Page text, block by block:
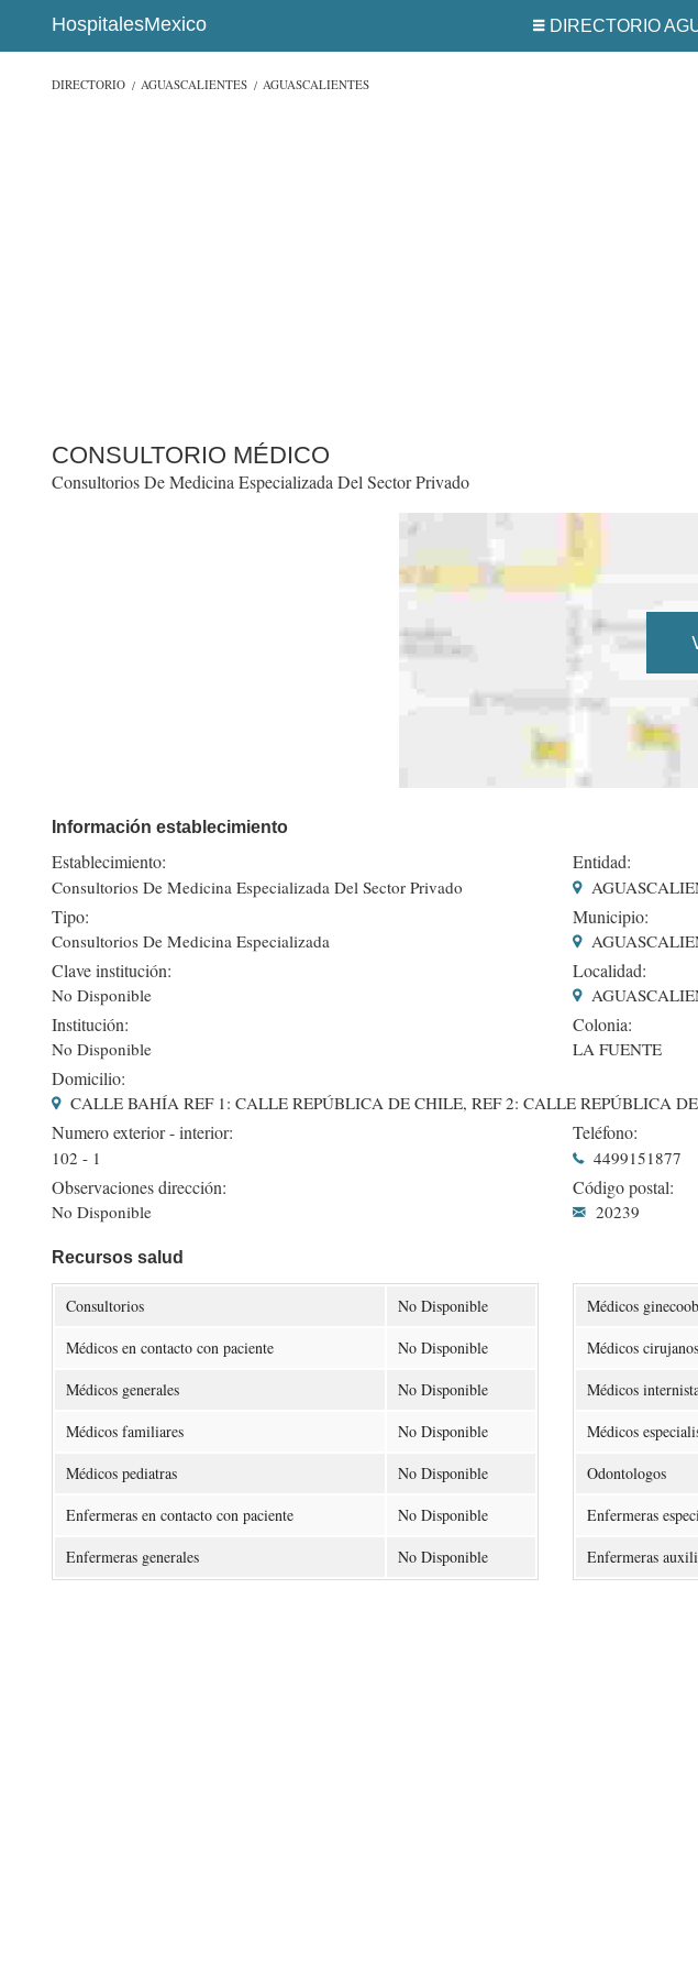
HospitalesMexico DIRECTORIO
DIRECTORIO AGUASCALIENTES AGUASCALIENTES
CONSULTORIO MÉDICO
Consultorios De Medicina Especializada Del Sector Privado
Información establecimiento
Establecimiento:
Consultorios De Medicina Especializada Del Sector Privado
Tipo:
Consultorios De Medicina Especializada
Clave institución:
No Disponible
Institución:
No Disponible
Entidad:
Municipio:
Localidad:
Colonia:
LA FUENTE
Domicilio:
CALLE BAHÍA REF 1: CALLE REPÚBLICA DE CHILE, REF 2: CALLE REPÚBLICA
Numero exterior - interior:
102 - 1
Observaciones dirección:
No Disponible
Teléfono:
4499151877
Código postal:
20239
Recursos salud
Consultorios
No Disponible
Médicos en contacto con paciente
No Disponible
Médicos generales
No Disponible
Médicos familiares
No Disponible
Médicos pediatras
No Disponible
Enfermeras en contacto con paciente
No Disponible
Enfermeras generales
No Disponible
Médicos
Médicos cirujanos
Médicos
Médicos
Odontologos
Enfermeras
Enfermeras